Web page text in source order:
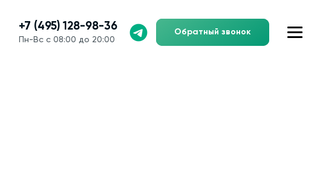
+7 (495) 128-98-36
Пн-Вс с 08:00 до 20:00
Обратный звонок